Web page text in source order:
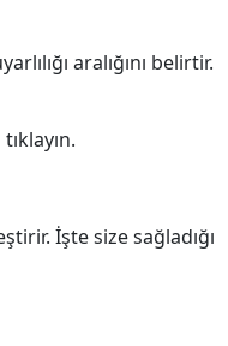
aralığını belirtir.
İşte size sağladığı